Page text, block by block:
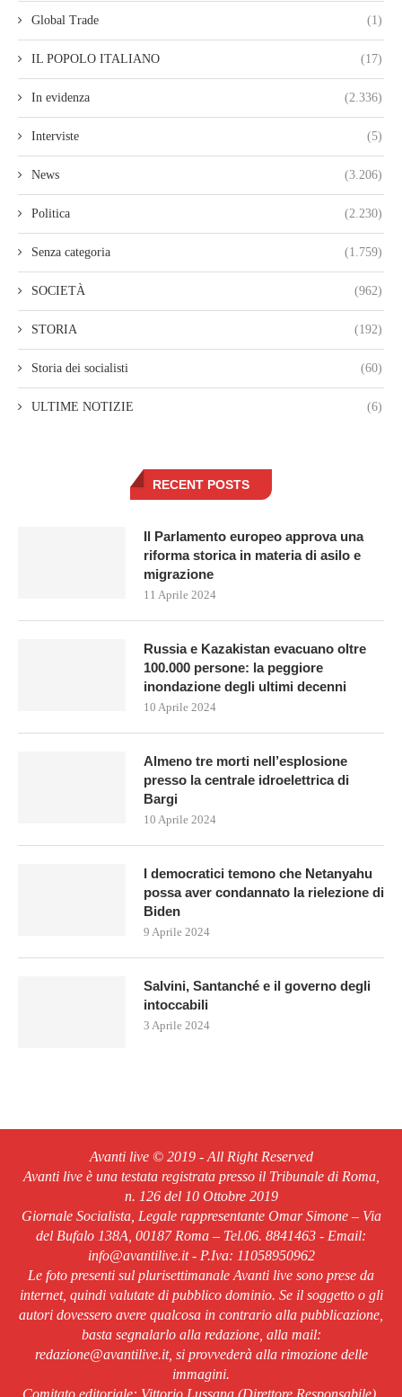
Global Trade (1)
IL POPOLO ITALIANO (17)
In evidenza (2.336)
Interviste (5)
News (3.206)
Politica (2.230)
Senza categoria (1.759)
SOCIETÀ (962)
STORIA (192)
Storia dei socialisti (60)
ULTIME NOTIZIE (6)
RECENT POSTS
Il Parlamento europeo approva una
riforma storica in materia di asilo e
migrazione
11 Aprile 2024
Russia e Kazakistan evacuano oltre
100.000 persone: la peggiore
inondazione degli ultimi decenni
10 Aprile 2024
Almeno tre morti nell’esplosione
presso la centrale idroelettrica di
Bargi
10 Aprile 2024
I democratici temono che Netanyahu
possa aver condannato la rielezione di
Biden
9 Aprile 2024
Salvini, Santanché e il governo degli
intoccabili
3 Aprile 2024
Avanti live © 2019 - All Right Reserved
Avanti live è una testata registrata presso il Tribunale di Roma,
n. 126 del 10 Ottobre 2019
Giornale Socialista, Legale rappresentante Omar Simone – Via
del Bufalo 138A, 00187 Roma – Tel.06. 8841463 - Email:
info@avantilive.it - P.Iva: 11058950962
Le foto presenti sul plurisettimanale Avanti live sono prese da
internet, quindi valutate di pubblico dominio. Se il soggetto o gli
autori dovessero avere qualcosa in contrario alla pubblicazione,
basta segnalarlo alla redazione, alla mail:
redazione@avantilive.it, si provvederà alla rimozione delle
immagini.